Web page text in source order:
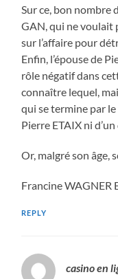
Sur ce, bon nombre
GAN, qui ne voulait
sur l’affaire pour
Enfin, l’épouse de
rôle négatif dans
connaître lequel,
qui se termine par
Pierre ETAIX ni
Or, malgré son âge,
Francine WAGNER
REPLY
casino en